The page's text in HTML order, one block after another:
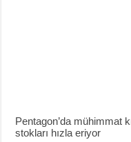
Pentagon’da mühimmat
stokları hızla eriyor